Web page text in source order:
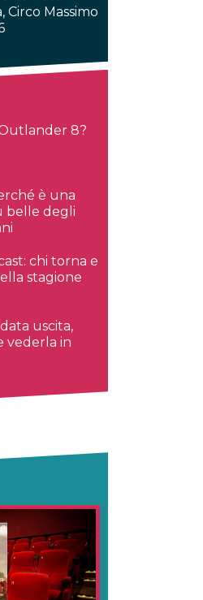
Circo Massimo
8?
è una
belle degli
chi torna e
stagione
uscita,
vederla in